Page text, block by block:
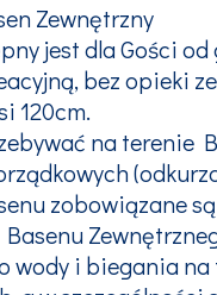
Zewnętrzny
jest dla Gości od
bez opieki
120cm.
na terenie
zobowiązane
wody i biegania